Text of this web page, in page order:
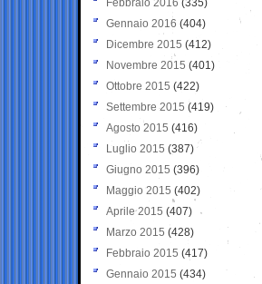
Febbraio 2016 (335)
Gennaio 2016 (404)
Dicembre 2015 (412)
Novembre 2015 (401)
Ottobre 2015 (422)
Settembre 2015 (419)
Agosto 2015 (416)
Luglio 2015 (387)
Giugno 2015 (396)
Maggio 2015 (402)
Aprile 2015 (407)
Marzo 2015 (428)
Febbraio 2015 (417)
Gennaio 2015 (434)